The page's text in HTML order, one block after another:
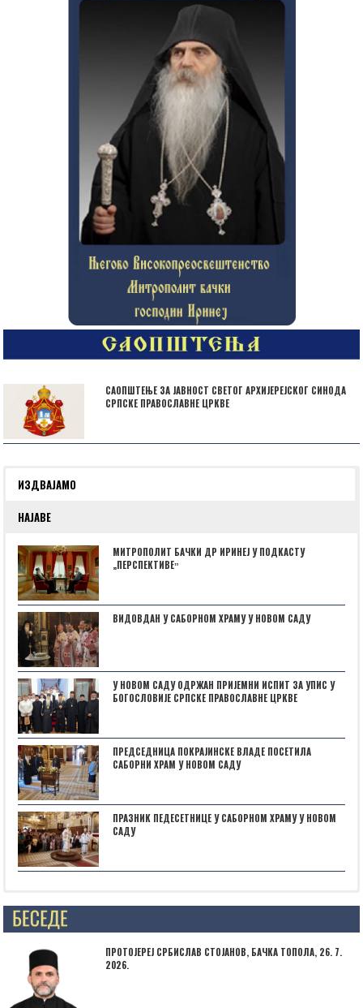
САОПШТЕЊЕ ЗА ЈАВНОСТ СВЕТОГ АРХИЈЕРЕЈСКОГ СИНОДА
СРПСКЕ ПРАВОСЛАВНЕ ЦРКВЕ
ИЗДВАЈАМО
НАЈАВЕ
МИТРОПОЛИТ БАЧКИ ДР ИРИНЕЈ У ПОДКАСТУ
„ПЕРСПЕКТИВЕˮ
ВИДОВДАН У САБОРНОМ ХРАМУ У НОВОМ САДУ
У НОВОМ САДУ ОДРЖАН ПРИЈЕМНИ ИСПИТ ЗА УПИС У
БОГОСЛОВИЈЕ СРПСКЕ ПРАВОСЛАВНЕ ЦРКВЕ
ПРЕДСЕДНИЦА ПОКРАЈИНСКЕ ВЛАДЕ ПОСЕТИЛА
САБОРНИ ХРАМ У НОВОМ САДУ
ПРАЗНИК ПЕДЕСЕТНИЦЕ У САБОРНОМ ХРАМУ У НОВОМ
САДУ
Posts not found
ПРОТОЈЕРЕЈ СРБИСЛАВ СТОЈАНОВ, БАЧКА ТОПОЛА, 26. 7.
2026.